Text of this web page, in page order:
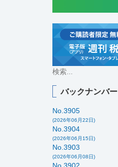
バックナンバー
No.3905
(2026年06月22日)
No.3904
(2026年06月15日)
No.3903
(2026年06月08日)